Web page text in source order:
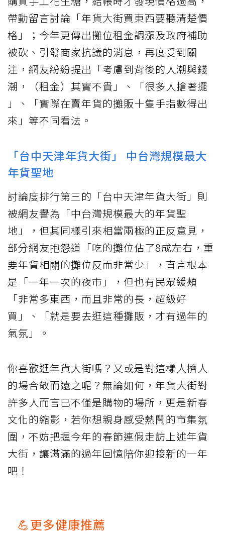
帶動留言討論「年貨大街買東西要聽清楚價
格」；今年更傳出攤位租金調漲及政府補助
被砍、引發商家抗議的消息，再度受到關
注，網友紛紛提出「考慮到背後的人潮與錢
潮，（租金）其實不貴」、「很多人搶著擺
」、「實際在賣年貨的攤販十隻手指數得出
來」等不同看法。
「台中天津年貨大街」 中台灣規模最大
年貨聖地
討論度排行第三的「台中天津年貨大街」則
被網友譽為「中台灣規模最大的年貨聖
地」，但其同樣引來相當兩極的正反意見，
部分網友抱怨道「吃的攤位佔了8成左右，重
要年貨相關的攤位反而非常少」，直言根本
是「一年一次的夜市」，但也有民眾緩頰
「非常多東西，而且非常的長，超級好
買」、「就是要去逛這種攤販，才有過年的
氣氛」。
你喜歡逛年貨大街嗎？又或是對這樣人擠人
的場合敬而遠之呢？無論如何，年貨大街對
許多人而言已不僅是購物的場所，更是新春
文化的縮影，若你想親身感受熱鬧的市集氛
圍，不妨把握今年的春節連假走訪上述年貨
大街，讓滿滿的過年回憶陪你迎接新的一年
吧！
💪更多健康推薦